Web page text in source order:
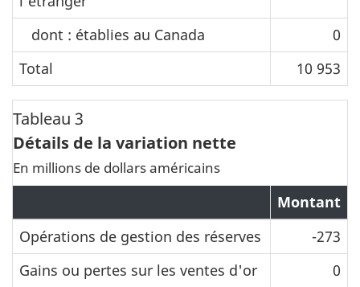
dont : établies au Canada
0
Total
10 953
Tableau 3
Détails de la variation nette
En millions de dollars américains
Montant
Opérations de gestion des réserves
-273
Gains ou pertes sur les ventes d'or
0